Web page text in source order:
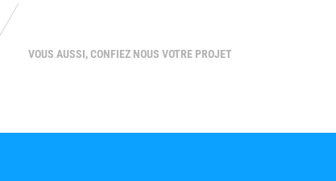
PRODU VOUS AUSSI, CONFIEZ NOUS